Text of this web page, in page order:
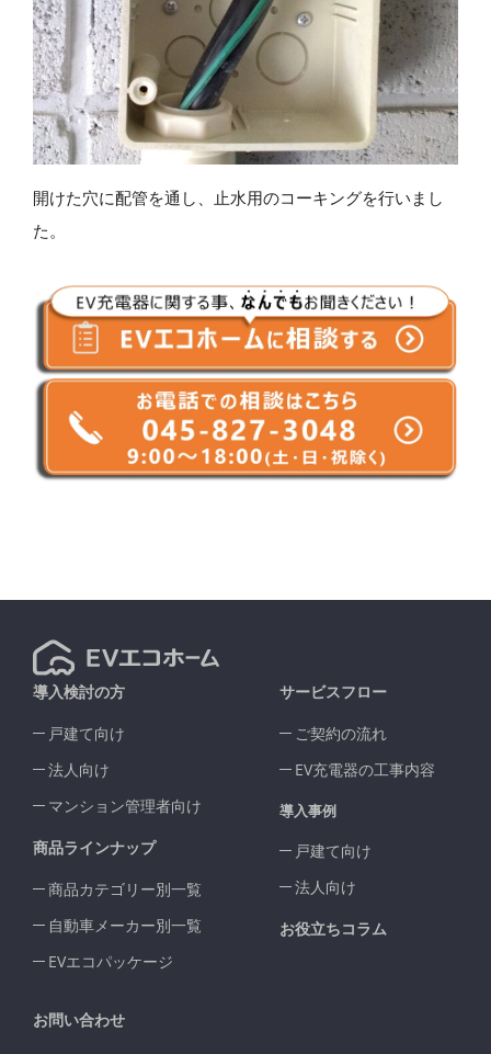
開けた穴に配管を通し、止水用のコーキングを行いまし
た。
導入検討の方
戸建て向け
法人向け
マンション管理者向け
商品ラインナップ
商品カテゴリー別一覧
自動車メーカー別一覧
EVエコパッケージ
サービスフロー
ご契約の流れ
EV充電器の工事内容
導入事例
戸建て向け
法人向け
お役立ちコラム
お問い合わせ